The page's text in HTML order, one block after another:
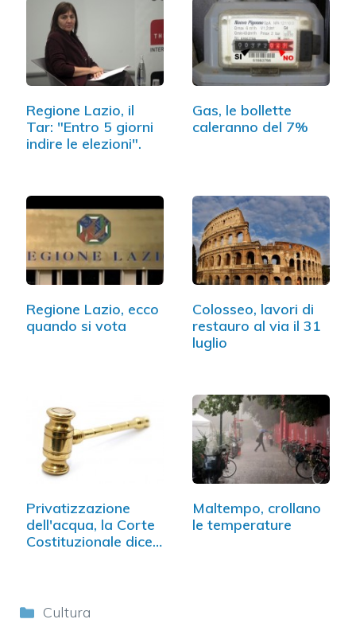
Regione Lazio, il
Tar: "Entro 5 giorni
indire le elezioni".
Gas, le bollette
caleranno del 7%
Regione Lazio, ecco
quando si vota
Colosseo, lavori di
restauro al via il 31
luglio
Privatizzazione
dell'acqua, la Corte
Costituzionale dice
Maltempo, crollano
le temperature
Categorie
Cultura